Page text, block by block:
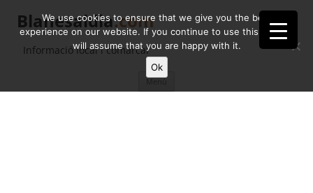
Blanesaldia.com
Informació local i comarcal
contingut
We use cookies to ensure that we give you the best
experience on our website. If you continue to use this site we
will assume that you are happy with it.
Ok